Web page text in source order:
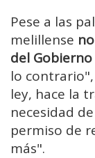
Pese a las
melillense
del Gobierno
lo contrario",
ley, hace la
necesidad
permiso de
más".